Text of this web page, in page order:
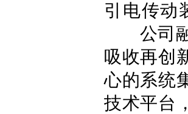
引电传动
公司融
吸收再创
心的系统
技术平台